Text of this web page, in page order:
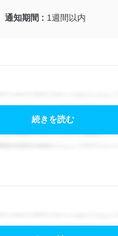
通知期間 1週間以内
続きを読む